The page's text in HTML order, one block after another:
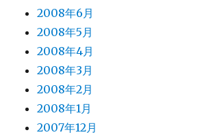
2008年6月
2008年5月
2008年4月
2008年3月
2008年2月
2008年1月
2007年12月